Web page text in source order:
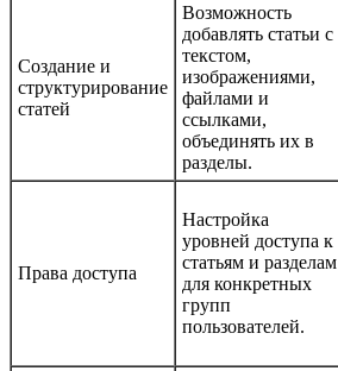
Создание и
структурирование
статей
Возможность
добавлять статьи с
текстом,
изображениями,
файлами и
ссылками,
объединять их в
разделы.
Права доступа
Настройка
уровней доступа к
статьям и разделам
для конкретных
групп
пользователей.